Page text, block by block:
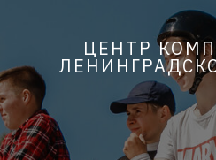
ЦЕНТР